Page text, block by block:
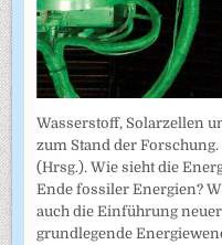
Wasserstoff, Solarzellen
zum Stand der
(Hrsg.). Wie sieht die
Ende fossiler Energien?
auch die Einführung
grundlegende